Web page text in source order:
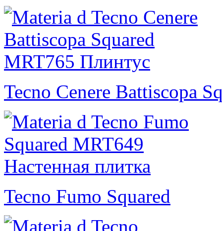
Tecno Cenere Battiscopa
Tecno Fumo Squared